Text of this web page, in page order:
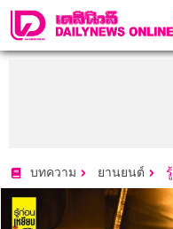
บทความ ยานยนต์